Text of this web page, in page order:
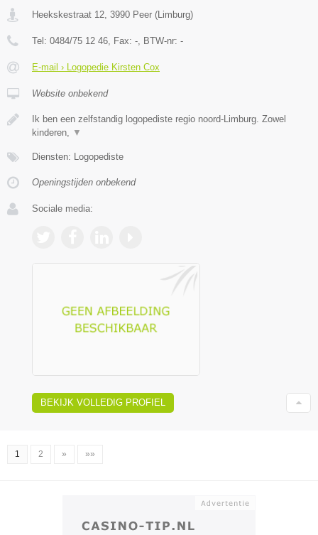
Heekskestraat 12, 3990 Peer (Limburg)
Tel: 0484/75 12 46, Fax: -, BTW-nr: -
E-mail › Logopedie Kirsten Cox
Website onbekend
Ik ben een zelfstandig logopediste regio noord-Limburg. Zowel
kinderen, ▼
Diensten: Logopediste
Openingstijden onbekend
Sociale media:
BEKIJK VOLLEDIG PROFIEL
1 2 » »»